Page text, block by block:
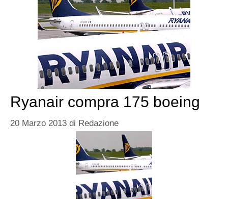
Ryanair compra 175 boeing
20 Marzo 2013 di Redazione